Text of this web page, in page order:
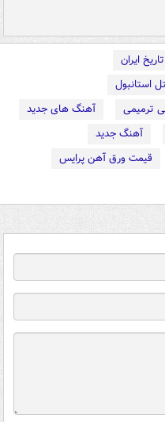
ایران
استانبول
ترمیمی
آهنگ های جدید
آهنگ جدید
قیمت ورق آهن پرایس